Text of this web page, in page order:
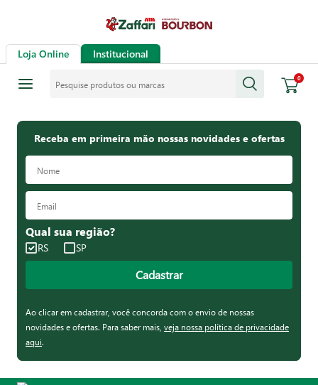
Loja Online Institucional
0
Receba em primeira mão nossas novidades e ofertas
Qual sua região?
RS SP
Cadastrar
Ao clicar em cadastrar, você concorda com o envio de nossas
novidades e ofertas. Para saber mais, veja nossa política de privacidade
aqui.